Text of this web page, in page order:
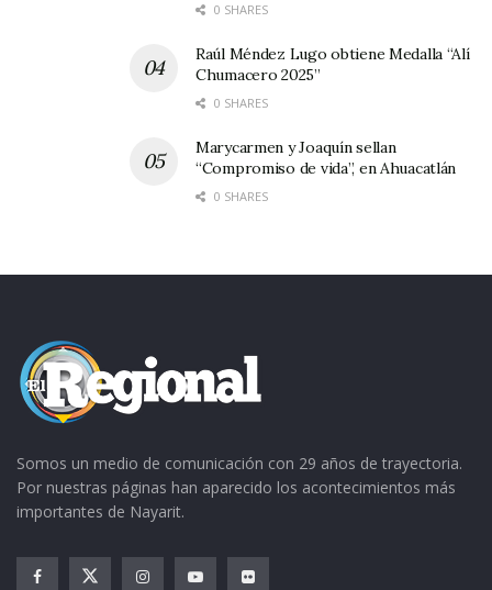
0 SHARES
Raúl Méndez Lugo obtiene Medalla “Alí
Chumacero 2025”
0 SHARES
Marycarmen y Joaquín sellan
“Compromiso de vida”, en Ahuacatlán
0 SHARES
Somos un medio de comunicación con 29 años de trayectoria.
Por nuestras páginas han aparecido los acontecimientos más
importantes de Nayarit.